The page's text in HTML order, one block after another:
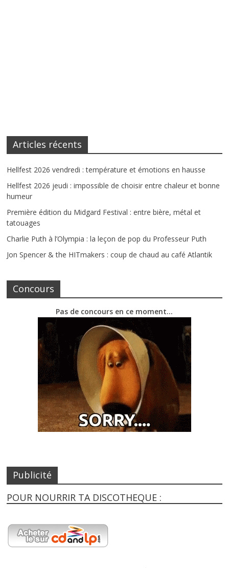
Articles récents
Hellfest 2026 vendredi : température et émotions en hausse
Hellfest 2026 jeudi : impossible de choisir entre chaleur et bonne
humeur
Première édition du Midgard Festival : entre bière, métal et
tatouages
Charlie Puth à l’Olympia : la leçon de pop du Professeur Puth
Jon Spencer & the HITmakers : coup de chaud au café Atlantik
Concours
Pas de concours en ce moment…
Publicité
POUR NOURRIR TA DISCOTHEQUE :